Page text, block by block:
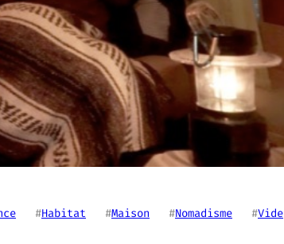
   #
Habitat
   #
Maison
   #
Nomadisme
   #
Vide